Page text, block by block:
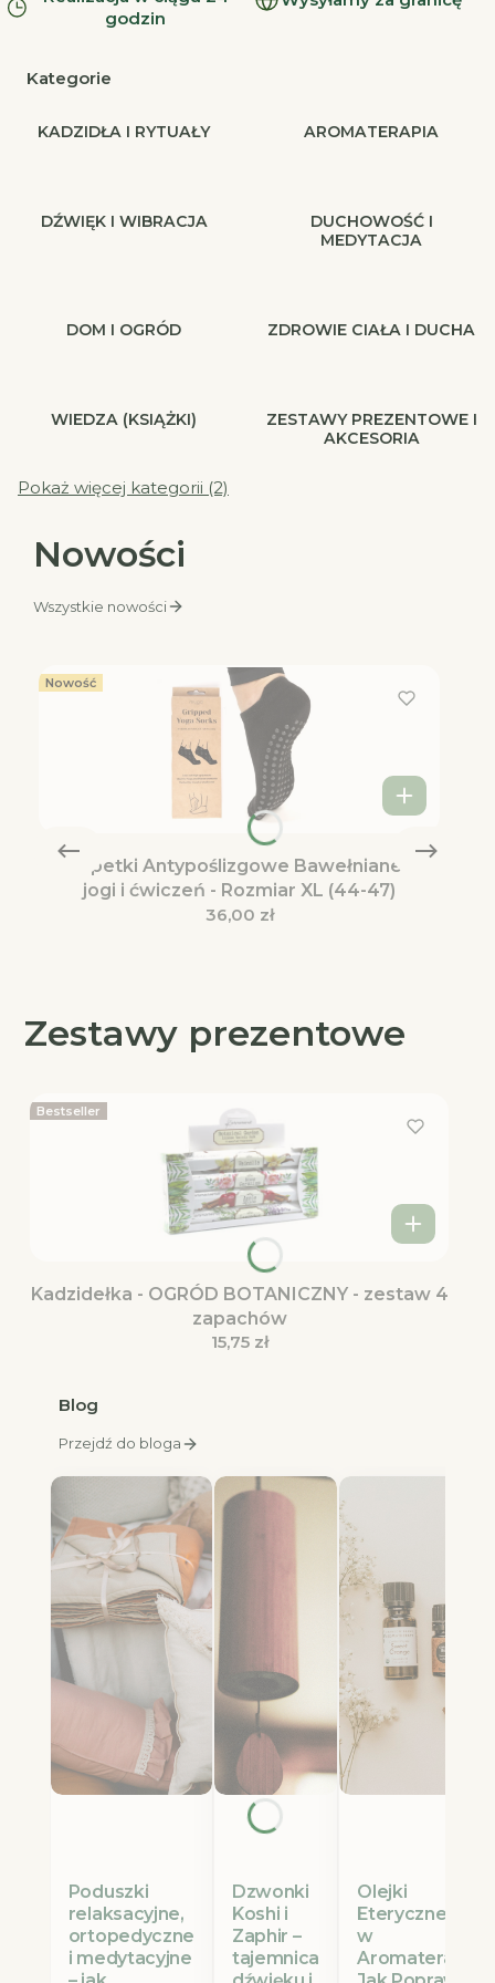
godzin
Kategorie
KADZIDŁA I RYTUAŁY AROMATERAPIA
DŹWIĘK I WIBRACJA
DUCHOWOŚĆ I
MEDYTACJA
DOM I OGRÓD ZDROWIE CIAŁA I DUCHA
WIEDZA (KSIĄŻKI)
ZESTAWY PREZENTOWE I
AKCESORIA
Pokaż więcej kategorii (2)
Nowości
Wszystkie nowości
Nowość
Skarpetki Antypoślizgowe Bawełniane do
jogi i ćwiczeń - Rozmiar XL (44-47)
Cena
36,00 zł
Zestawy prezentowe
Bestseller
Kadzidełka - OGRÓD BOTANICZNY - zestaw 4
zapachów
Cena
15,75 zł
Blog
Przejdź do bloga
Poduszki
relaksacyjne,
ortopedyczne
i medytacyjne
Dzwonki
Koshi i
Zaphir –
tajemnica
Olejki
Eteryczne Etja
w
Aromaterapii: